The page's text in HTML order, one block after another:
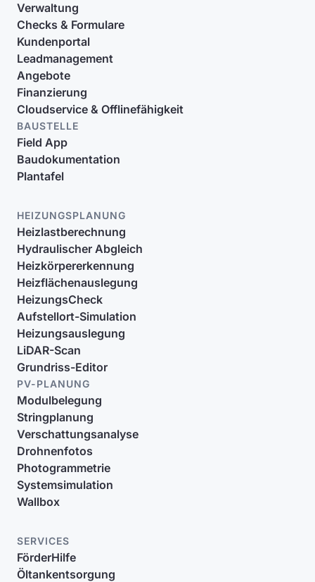
Verwaltung
Checks & Formulare
Kundenportal
Leadmanagement
Angebote
Finanzierung
Cloudservice & Offlinefähigkeit
BAUSTELLE
Field App
Baudokumentation
Plantafel
HEIZUNGSPLANUNG
Heizlastberechnung
Hydraulischer Abgleich
Heizkörpererkennung
Heizflächenauslegung
HeizungsCheck
Aufstellort-Simulation
Heizungsauslegung
LiDAR-Scan
Grundriss-Editor
PV-PLANUNG
Modulbelegung
Stringplanung
Verschattungsanalyse
Drohnenfotos
Photogrammetrie
Systemsimulation
Wallbox
SERVICES
FörderHilfe
Öltankentsorgung